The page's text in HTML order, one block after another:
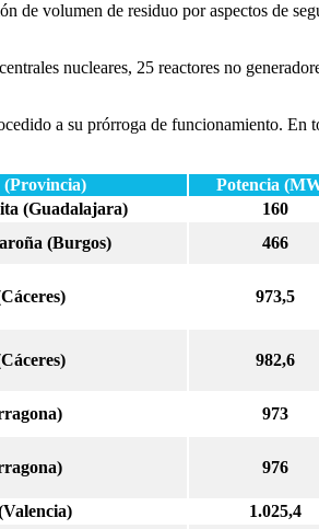
volumen de residuo por aspectos de
nucleares, 25 reactores no
a su prórroga de funcionamiento. En
(Provincia) Potencia
(Guadalajara) 160
(Burgos) 466
973,5
982,6
973
976
1.025,4